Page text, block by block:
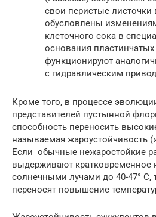
свои перистые
обусловлены
клеточного сока в
основания
функционируют
с гидравлическим
Кроме того, в процессе
представителей пустынной
способность переносить
называемая жароустойчивость
Если обычные нежаростойкие
выдерживают кратковременное
солнечными лучами до 40-47° С,
переносят повышение